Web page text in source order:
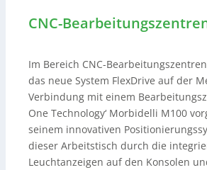
CNC-
Im Bereich CNC-
das neue System FlexDrive auf der
Verbindung mit einem
One Technology‘ Morbidelli M100
seinem innovativen
dieser Arbeitstisch durch die
Leuchtanzeigen auf den Konsolen